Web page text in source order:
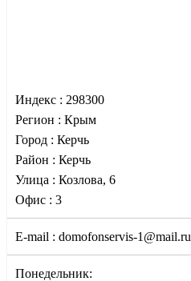
Индекс : 298300
Регион : Крым
Город : Керчь
Район : Керчь
Улица : Козлова, 6
Офис : 3
E-mail : domofonservis-1@mail.ru
Понедельник: